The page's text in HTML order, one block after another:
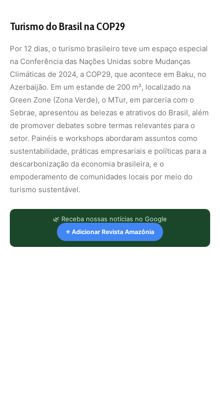
Turismo do Brasil na COP29
Por 12 dias, o turismo brasileiro teve um espaço especial
na Conferência das Nações Unidas sobre Mudanças
Climáticas de 2024, a COP29, que acontece em Baku, no
Azerbaijão. Em um estande de 200 m², localizado na
Green Zone (Zona Verde), o MTur, em parceria com o
Sebrae, apresentou as belezas e atrativos do Brasil, além
de promover debates sobre termas relevantes para o
setor. Painéis e workshops abordaram assuntos como
sustentabilidade, práticas empresariais e políticas para a
descarbonização da economia brasileira, e o
empoderamento de comunidades locais por meio do
turismo sustentável.
🌿 Receba nossas notícias no Google
⭐ Adicionar Revista Amazônia